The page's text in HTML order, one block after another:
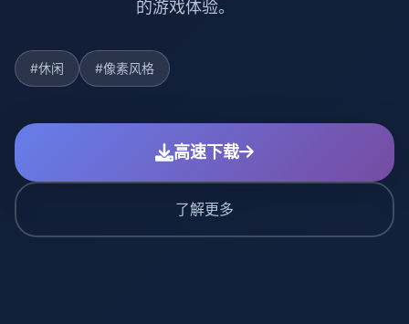
的游戏体验。
#休闲 #像素风格
高速下载
了解更多